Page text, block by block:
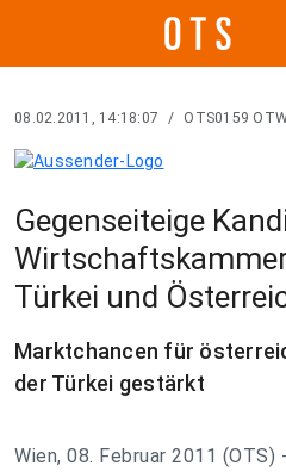
08.02.2011, 14:18:07 / OTS0159
Gegenseiteige
Türkei und
Marktchancen für
der Türkei gestärkt
Wien, 08. Februar 2011